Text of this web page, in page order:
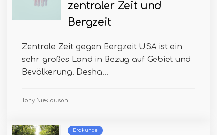
zentraler Zeit und
Bergzeit
Zentrale Zeit gegen Bergzeit USA ist ein
sehr großes Land in Bezug auf Gebiet und
Bevölkerung. Desha...
Tony Nieklauson
Erdkunde